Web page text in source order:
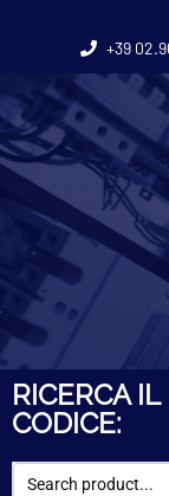
+39
RICERCA
CODICE: